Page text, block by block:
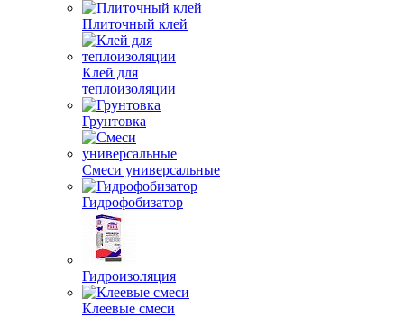
Плиточный клей
Клей для
теплоизоляции
Грунтовка
Смеси универсальные
Гидрофобизатор
Гидроизоляция
Клеевые смеси